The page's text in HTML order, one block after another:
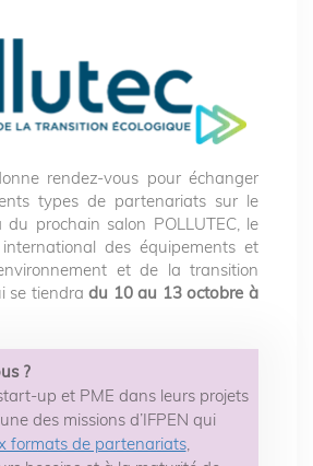
rendez-vous pour échanger
types de partenariats sur le
prochain salon POLLUTEC, le
des équipements et
et de la transition
se tiendradu 10 au 13 octobre à
?
up et PME dans leurs projets
des missions d’IFPEN qui
formats de partenariats,